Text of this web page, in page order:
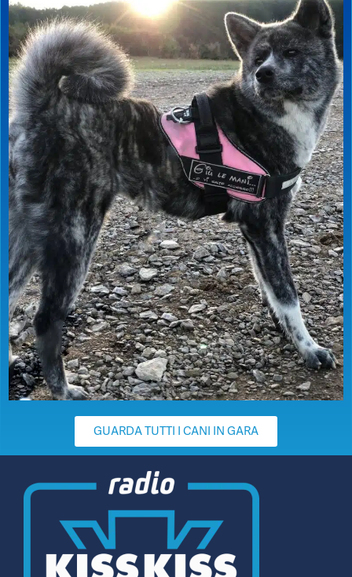
GUARDA TUTTI I CANI IN GARA